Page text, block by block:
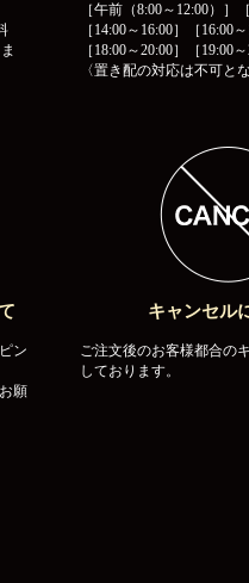
［午前（8:00～12:00）］
［14:00～16:00］［16:00～
［18:00～20:00］［19:00～
〈置き配の対応は不可と
ン
願
キャンセル
ご注文後のお客様都合の
しております。